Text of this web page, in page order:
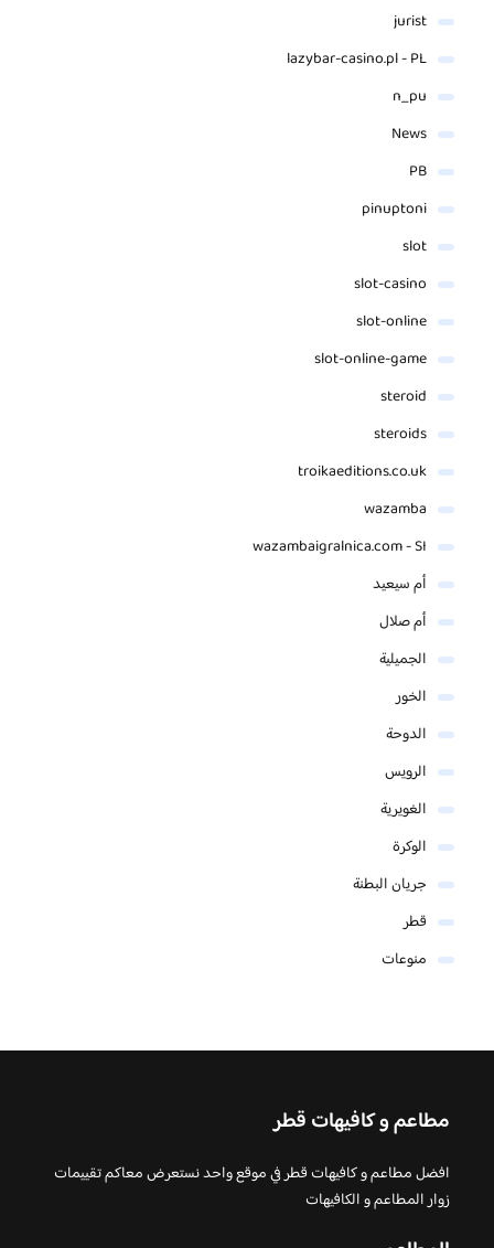
jurist
lazybar-casino.pl - PL
n_pu
News
PB
pinuptoni
slot
slot-casino
slot-online
slot-online-game
steroid
steroids
troikaeditions.co.uk
wazamba
wazambaigralnica.com - SI
أم سيعيد
أم صلال
الجميلية
الخور
الدوحة
الرويس
الغويرية
الوكرة
جريان البطنة
قطر
منوعات
مطاعم و كافيهات قطر
افضل مطاعم و كافيهات قطر في موقع واحد نستعرض معاكم تقييمات
زوار المطاعم و الكافيهات